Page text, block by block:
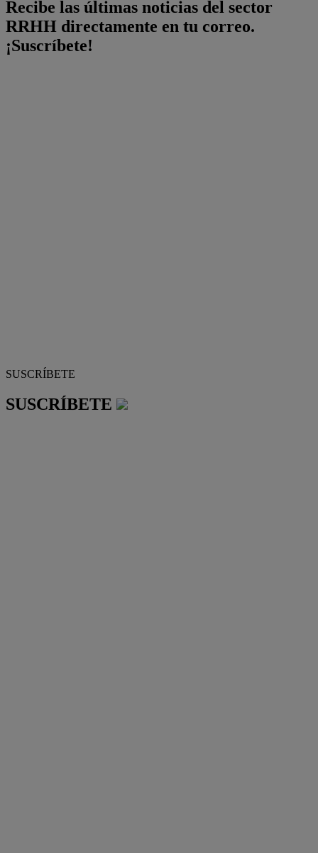
Recibe las últimas noticias del sector
RRHH directamente en tu correo.
¡Suscríbete!
SUSCRÍBETE
SUSCRÍBETE